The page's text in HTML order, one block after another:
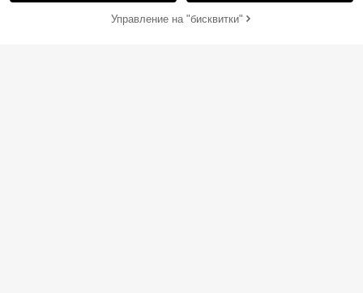
LYSMO Пазарувай сега
Управление на "бисквитки"